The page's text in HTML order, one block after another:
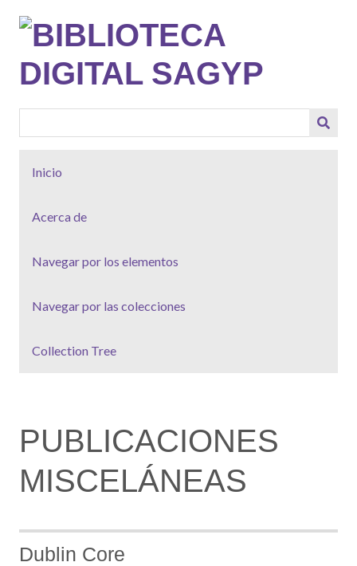
contenido
principal
Inicio
Acerca de
Navegar por los elementos
Navegar por las colecciones
Collection Tree
PUBLICACIONES
MISCELÁNEAS
Dublin Core